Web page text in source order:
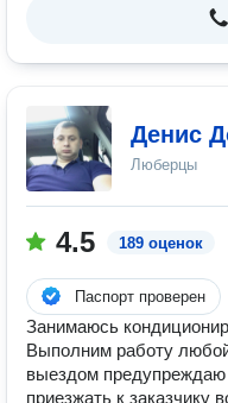
Денис
Люберцы
4.5 189 оценок
Паспорт проверен
Занимаюсь
Выполним работу
выездом предупреждаю
приезжать к заказчику